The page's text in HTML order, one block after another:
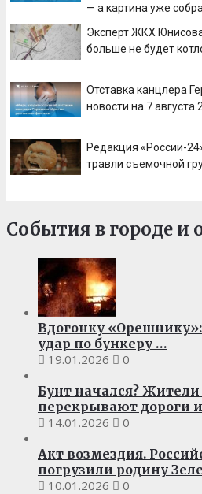
— а картина уже
Эксперт ЖКХ
больше не будет
Отставка канцлера
новости на 7 августа
Редакция «России-
травли съемочной
События в городе и
Вдогонку
удар по бункеру …
19.01.2026
0
Бунт начался?
перекрывают дороги
14.01.2026
0
Акт возмездия.
погрузили родину
10.01.2026
0